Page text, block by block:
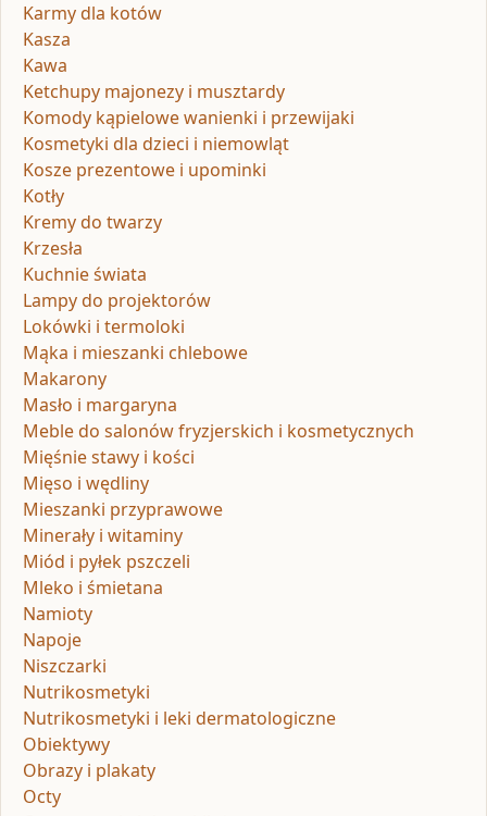
Karmy dla kotów
Kasza
Kawa
Ketchupy majonezy i musztardy
Komody kąpielowe wanienki i przewijaki
Kosmetyki dla dzieci i niemowląt
Kosze prezentowe i upominki
Kotły
Kremy do twarzy
Krzesła
Kuchnie świata
Lampy do projektorów
Lokówki i termoloki
Mąka i mieszanki chlebowe
Makarony
Masło i margaryna
Meble do salonów fryzjerskich i kosmetycznych
Mięśnie stawy i kości
Mięso i wędliny
Mieszanki przyprawowe
Minerały i witaminy
Miód i pyłek pszczeli
Mleko i śmietana
Namioty
Napoje
Niszczarki
Nutrikosmetyki
Nutrikosmetyki i leki dermatologiczne
Obiektywy
Obrazy i plakaty
Octy